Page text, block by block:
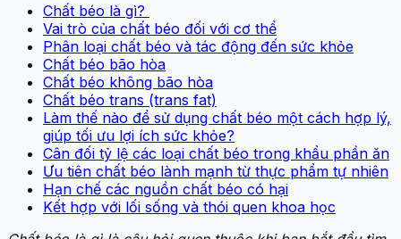
Chất béo là gì?
Vai trò của chất béo đối với cơ thể
Phân loại chất béo và tác động đến sức khỏe
Chất béo bão hòa
Chất béo không bão hòa
Chất béo trans (trans fat)
Làm thế nào để sử dụng chất béo một cách hợp lý,
giúp tối ưu lợi ích sức khỏe?
Cân đối tỷ lệ các loại chất béo trong khẩu phần ăn
Ưu tiên chất béo lành mạnh từ thực phẩm tự nhiên
Hạn chế các nguồn chất béo có hại
Kết hợp với lối sống và thói quen khoa học